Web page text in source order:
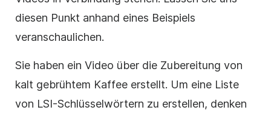
diesen Punkt anhand eines Beispiels
veranschaulichen.
Sie haben ein Video über die Zubereitung von
kalt gebrühtem Kaffee erstellt. Um eine Liste
von LSI-Schlüsselwörtern zu erstellen, denken